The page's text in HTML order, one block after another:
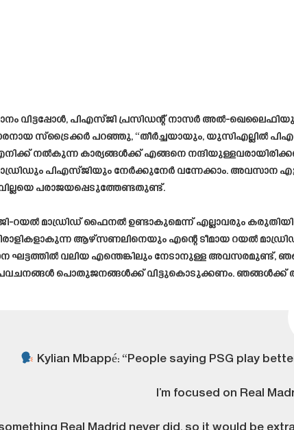
വിട്ടപ്പോൾ, പിഎസ്ജി പ്രസിഡന്റ് നാസർ അൽ-
സ്‌ട്രൈക്കർ പറഞ്ഞു, “തീർച്ചയായും, യുസിഎല്ലിൽ
നൽകുന്ന കാര്യങ്ങൾക്ക് എങ്ങനെ
പിഎസ്ജിയും നേർക്കുനേർ വന്നേക്കാം. അവസാന
പരാജയപ്പെടുത്തേണ്ടതുണ്ട്.
റയൽ മാഡ്രിഡ് ഫൈനൽ ഉണ്ടാകുമെന്ന് എല്ലാവരും
ആഴ്‌സണലിനെയും എന്റെ ടീമായ റയൽ
വലിയ എന്തെങ്കിലും നേടാനുള്ള അവസരമുണ്ട്,
പൊതുജനങ്ങൾക്ക് വിട്ടുകൊടുക്കണം. ഞങ്ങൾക്ക്
Kylian Mbappé: “People saying PSG play
I’m focused on Real